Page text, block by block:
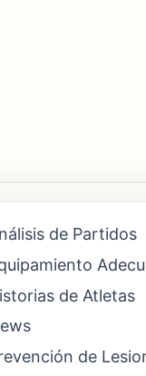
de Partidos
de Atletas
de